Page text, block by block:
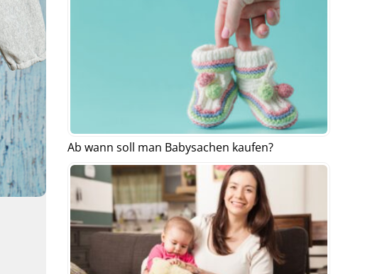
Ab wann soll man Babysachen kaufen?